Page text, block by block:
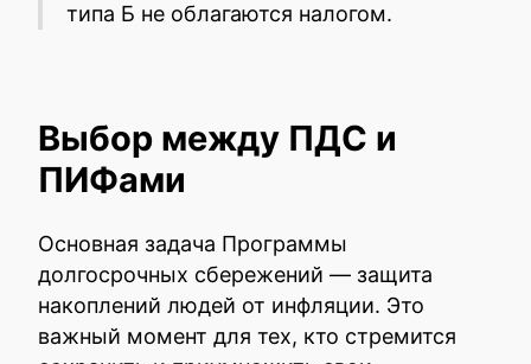
типа Б не облагаются налогом.
Выбор между ПДС и
ПИФами
Основная задача Программы
долгосрочных сбережений — защита
накоплений людей от инфляции. Это
важный момент для тех, кто стремится